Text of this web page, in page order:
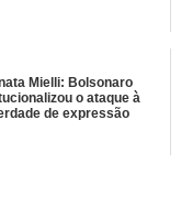
Mielli: Bolsonaro
o ataque à
de expressão